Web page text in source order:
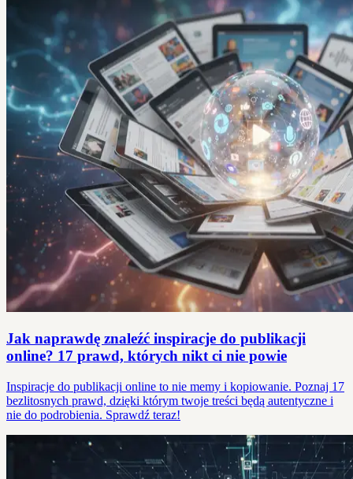
Jak naprawdę znaleźć inspiracje do publikacji
online? 17 prawd, których nikt ci nie powie
Inspiracje do publikacji online to nie memy i kopiowanie. Poznaj 17
bezlitosnych prawd, dzięki którym twoje treści będą autentyczne i
nie do podrobienia. Sprawdź teraz!